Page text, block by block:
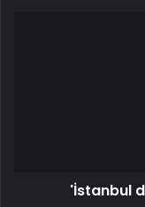
'İstanbul